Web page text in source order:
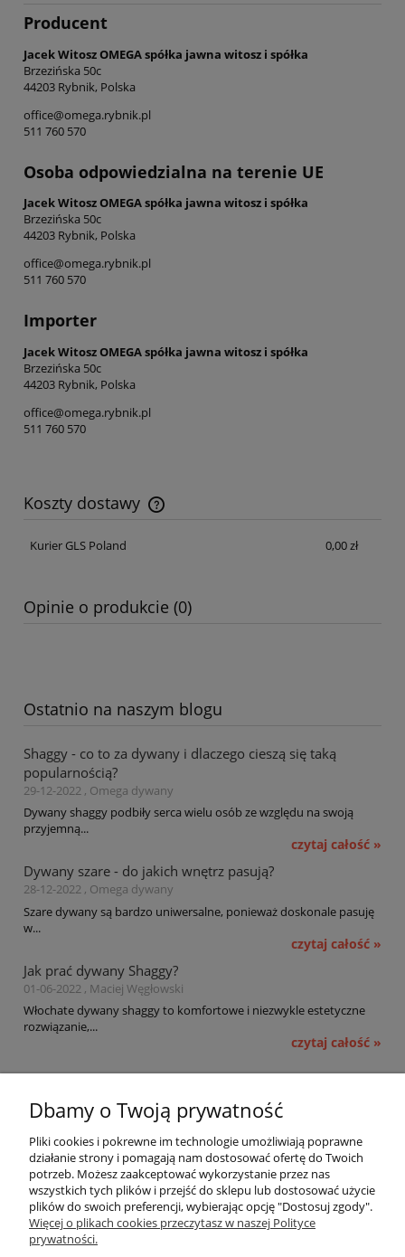
Producent
Jacek Witosz OMEGA spółka jawna witosz i spółka
Brzezińska 50c
44203 Rybnik, Polska
office@omega.rybnik.pl
511 760 570
Osoba odpowiedzialna na terenie UE
Jacek Witosz OMEGA spółka jawna witosz i spółka
Brzezińska 50c
44203 Rybnik, Polska
office@omega.rybnik.pl
511 760 570
Importer
Jacek Witosz OMEGA spółka jawna witosz i spółka
Brzezińska 50c
44203 Rybnik, Polska
office@omega.rybnik.pl
511 760 570
Koszty dostawy
Cena nie zawiera ewentualnych kosztów płatności
Kurier GLS Poland
0,00 zł
Opinie o produkcie (0)
Ostatnio na naszym blogu
Shaggy - co to za dywany i dlaczego cieszą się taką
popularnością?
29-12-2022 , Omega dywany
Dywany shaggy podbiły serca wielu osób ze względu na swoją
przyjemną...
czytaj całość »
Dywany szare - do jakich wnętrz pasują?
28-12-2022 , Omega dywany
Szare dywany są bardzo uniwersalne, ponieważ doskonale pasuję
w...
czytaj całość »
Jak prać dywany Shaggy?
01-06-2022 , Maciej Węgłowski
Włochate dywany shaggy to komfortowe i niezwykle estetyczne
rozwiązanie,...
czytaj całość »
Płatności i dostawa
Informacje
Dbamy o Twoją prywatność
Pliki cookies i pokrewne im technologie umożliwiają poprawne
działanie strony i pomagają nam dostosować ofertę do Twoich
potrzeb. Możesz zaakceptować wykorzystanie przez nas
wszystkich tych plików i przejść do sklepu lub dostosować użycie
plików do swoich preferencji, wybierając opcję "Dostosuj zgody".
Więcej o plikach cookies przeczytasz w naszej Polityce
prywatności.